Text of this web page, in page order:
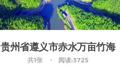
贵州省遵义市赤水万亩竹海
共1张 阅读:3725